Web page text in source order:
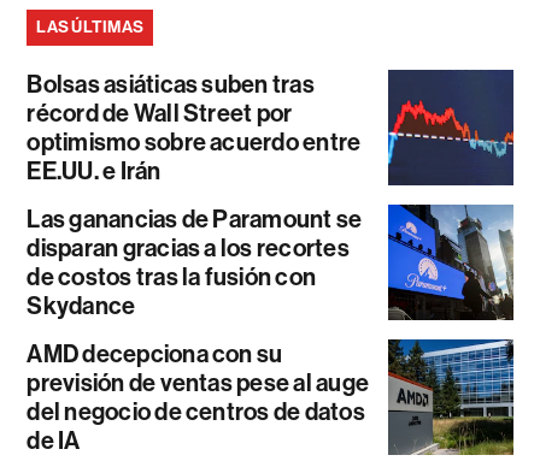
LAS ÚLTIMAS
Bolsas asiáticas suben tras
récord de Wall Street por
optimismo sobre acuerdo entre
EE.UU. e Irán
Las ganancias de Paramount se
disparan gracias a los recortes
de costos tras la fusión con
Skydance
AMD decepciona con su
previsión de ventas pese al auge
del negocio de centros de datos
de IA